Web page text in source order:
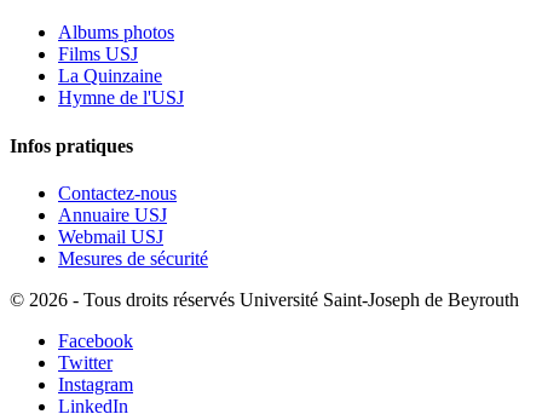
Albums photos
Films USJ
La Quinzaine
Hymne de l'USJ
Infos pratiques
Contactez-nous
Annuaire USJ
Webmail USJ
Mesures de sécurité
© 2026 - Tous droits réservés Université Saint-Joseph de Beyrouth
Facebook
Twitter
Instagram
LinkedIn